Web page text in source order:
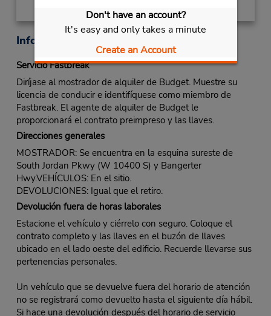
Don't have an account?
It's easy and only takes a minute
Create an Account
Información sobre la oficina
Servicio Fastbreak
Diríjase al mostrador de alquiler de Budget. Muestre su
licencia de conducir e identifíquese como miembro de
Fastbreak. El agente de alquiler de Budget le
proporcionará el contrato preimpreso y las llaves.
Direcciones generales
MOSTRADOR: Se encuentra en la esquina sureste de
South Jordan Pkwy (W 10400 S) y Bangerter
Hwy.VEHÍCULOS: En el sitio.
DEVOLUCIONES: Igual que el retiro.
Devolución fuera de horas laborales
Estacione el vehículo y ciérrelo con seguro. Coloque el
contrato completo y las llaves en el buzón de llaves
ubicado en el lado oeste del edificio. Recuerde llevarse sus
pertenencias personales.
Un vehículo que se devuelve fuera del horario de atención
no se registrará como devuelto hasta el siguiente día hábil.
Si hace una devolución después del horario de servicio